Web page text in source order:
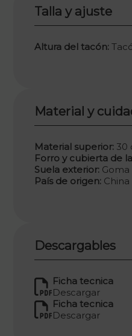
Talla y ajuste
Altura del tacón:
Material y
Material superior: 30
Forro y cubierta de
Suela exterior: Goma
País de origen: China
Descargables
Ficha tecnica
Descargar
Ficha tecnica
Descargar